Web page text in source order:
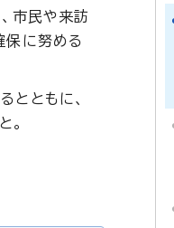
市民や来訪
保に努める
ともに、
。